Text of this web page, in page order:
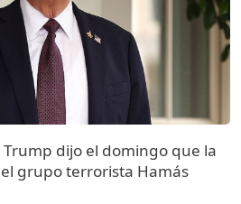
dijo el domingo que la
grupo terrorista Hamás